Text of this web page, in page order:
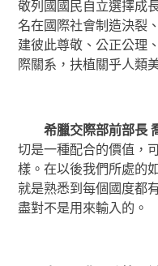
敬列國國民自立選擇成
名在國際社會制造決裂
建彼此尊敬、公正公理
際關系，扶植關乎人類
希臘交際部前部長
切是一種配合的價值，
樣。在以後我們所處的
就是熟悉到每個國度都
盡對不是用來輸入的。